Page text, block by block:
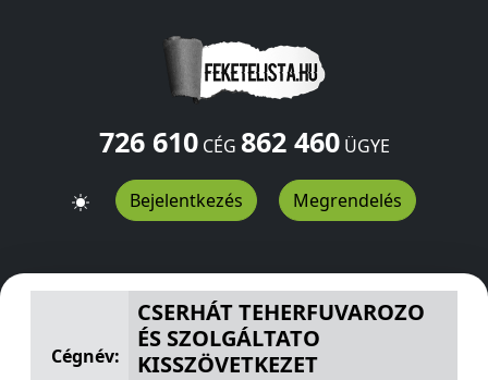
726 610CÉG 862 460ÜGYE
Bejelentkezés Megrendelés
CSERHÁT TEHERFUVAROZO ÉS SZOLGÁLTATO
Cégnév:
CSERHÁT TEHERFUVAROZO
ÉS SZOLGÁLTATO
KISSZÖVETKEZET